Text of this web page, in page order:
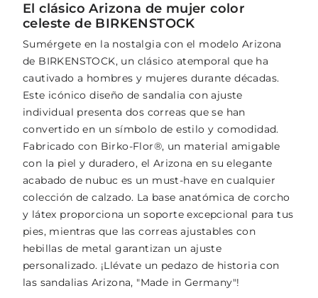
El clásico Arizona de mujer color
celeste de BIRKENSTOCK
Sumérgete en la nostalgia con el modelo Arizona
de BIRKENSTOCK, un clásico atemporal que ha
cautivado a hombres y mujeres durante décadas.
Este icónico diseño de sandalia con ajuste
individual presenta dos correas que se han
convertido en un símbolo de estilo y comodidad.
Fabricado con Birko-Flor®, un material amigable
con la piel y duradero, el Arizona en su elegante
acabado de nubuc es un must-have en cualquier
colección de calzado. La base anatómica de corcho
y látex proporciona un soporte excepcional para tus
pies, mientras que las correas ajustables con
hebillas de metal garantizan un ajuste
personalizado. ¡Llévate un pedazo de historia con
las sandalias Arizona, "Made in Germany"!